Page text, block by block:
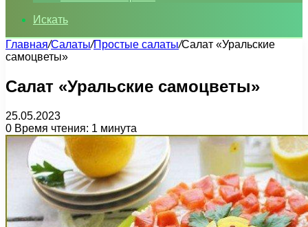
Искать
Главная/Салаты/Простые салаты/Салат «Уральские
самоцветы»
Салат «Уральские самоцветы»
25.05.2023
0 Время чтения: 1 минута